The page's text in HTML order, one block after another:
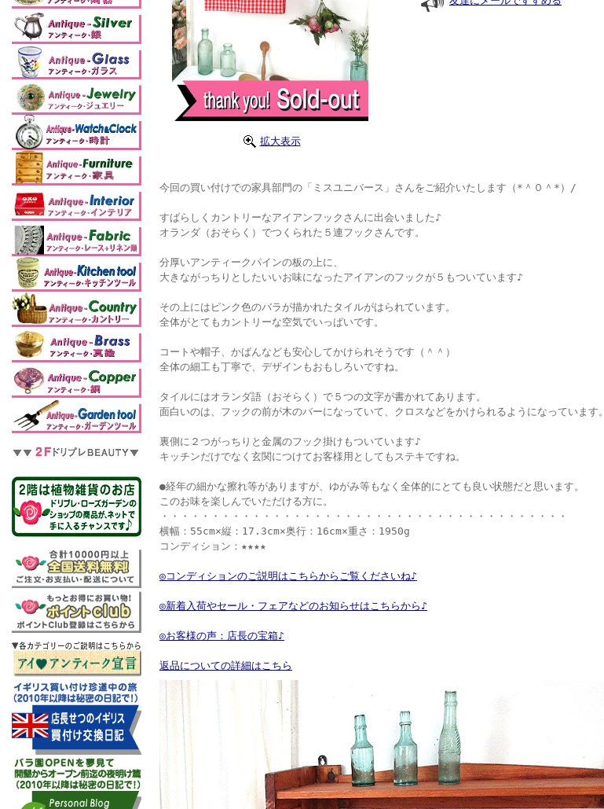
拡大表示
今回の買い付けでの家具部門の「ミスユニバース」さんをご紹介いたします（*＾０＾*）/
すばらしくカントリーなアイアンフックさんに出会いました♪
オランダ（おそらく）でつくられた５連フックさんです。
分厚いアンティークパインの板の上に、
大きながっちりとしたいいお味になったアイアンのフックが５もついています♪
その上にはピンク色のバラが描かれたタイルがはられています。
全体がとてもカントリーな空気でいっぱいです。
コートや帽子、かばんなども安心してかけられそうです（＾＾）
全体の細工も丁寧で、デザインもおもしろいですね。
タイルにはオランダ語（おそらく）で５つの文字が書かれてあります。
面白いのは、フックの前が木のバーになっていて、クロスなどをかけられるようになっています。
裏側に２つがっちりと金属のフック掛けもついています♪
キッチンだけでなく玄関につけてお客様用としてもステキですね。
●経年の細かな擦れ等がありますが、ゆがみ等もなく全体的にとても良い状態だと思います。
このお味を楽しんでいただける方に。
・・・・・・・・・・・・・・・・・・・・・・・・・・・・・・・・・・・・・・・・
横幅：55cm×縦：17.3cm×奥行：16cm×重さ：1950g
コンディション：★★★★
◎コンディションのご説明はこちらからご覧くださいね♪
◎新着入荷やセール・フェアなどのお知らせはこちらから♪
◎お客様の声：店長の宝箱♪
返品についての詳細はこちら